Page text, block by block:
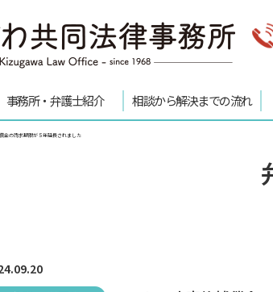
事務所・弁護士紹介 相談から解決までの流れ
金の請求期限が５年延長されました